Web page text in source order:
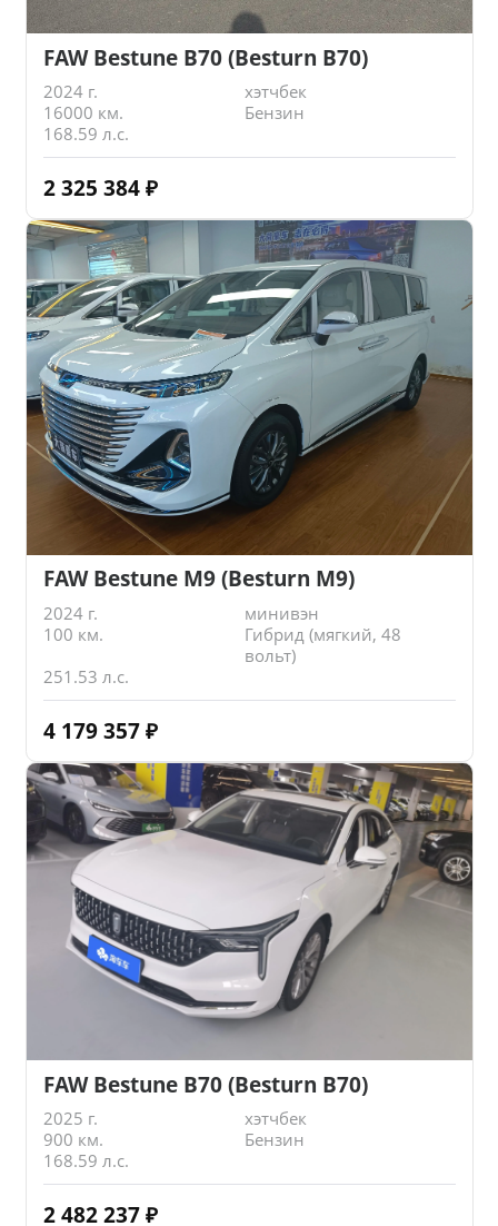
FAW Bestune B70 (Besturn B70)
2024 г.
хэтчбек
16000 км.
Бензин
168.59 л.с.
2 325 384 ₽
FAW Bestune M9 (Besturn M9)
2024 г.
минивэн
100 км.
Гибрид (мягкий, 48
вольт)
251.53 л.с.
4 179 357 ₽
FAW Bestune B70 (Besturn B70)
2025 г.
хэтчбек
900 км.
Бензин
168.59 л.с.
2 482 237 ₽